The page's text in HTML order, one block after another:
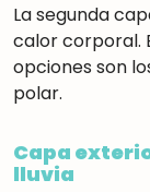
La segunda
calor corporal.
opciones son
polar.
Capa
lluvia